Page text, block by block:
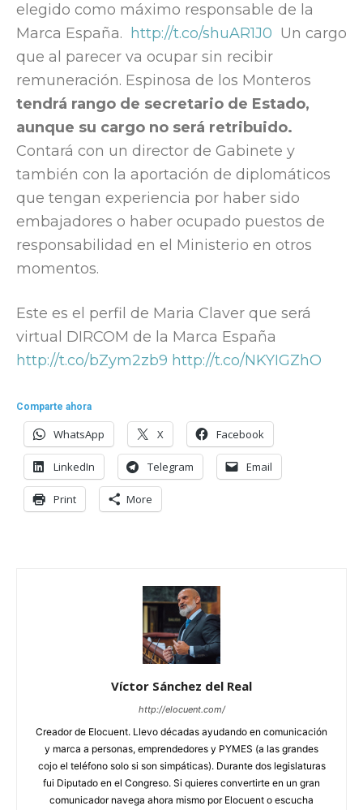
elegido como máximo responsable de la
Marca España.
http://t.co/shuAR1J0 Un cargo
que al parecer va ocupar sin recibir
remuneración. Espinosa de los Monteros
tendrá rango de secretario de Estado,
aunque su cargo no será retribuido.
Contará con un director de Gabinete y
también con la aportación de diplomáticos
que tengan experiencia por haber sido
embajadores o haber ocupado puestos de
responsabilidad en el Ministerio en otros
momentos.
Este es el perfil de Maria Claver que será
virtual DIRCOM de la Marca España
http://t.co/bZym2zb9 http://t.co/NKYIGZhO
Comparte ahora
WhatsApp X Facebook
LinkedIn Telegram Email
Print More
Víctor Sánchez del Real
http://elocuent.com/
Creador de Elocuent. Llevo décadas ayudando en comunicación
y marca a personas, emprendedores y PYMES (a las grandes
cojo el teléfono solo si son simpáticas). Durante dos legislaturas
fui Diputado en el Congreso. Si quieres convertirte en un gran
comunicador navega ahora mismo por Elocuent o escucha